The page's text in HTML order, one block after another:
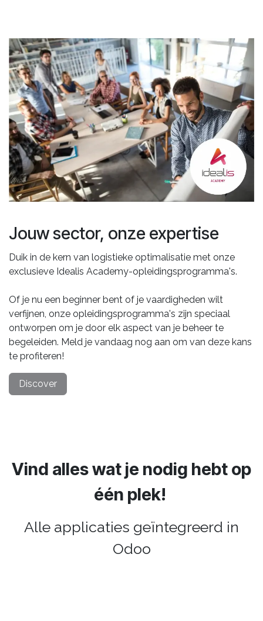
Jouw sector, onze expertise
Duik in de kern van logistieke optimalisatie met onze
exclusieve Idealis Academy-opleidingsprogramma's.
Of je nu een beginner bent of je vaardigheden wilt
verfijnen, onze opleidingsprogramma's zijn speciaal
ontworpen om je door elk aspect van je beheer te
begeleiden. Meld je vandaag nog aan om van deze kans
te profiteren!
Discover
Vind alles wat je nodig hebt op
één plek!
Alle applicaties geïntegreerd in
Odoo